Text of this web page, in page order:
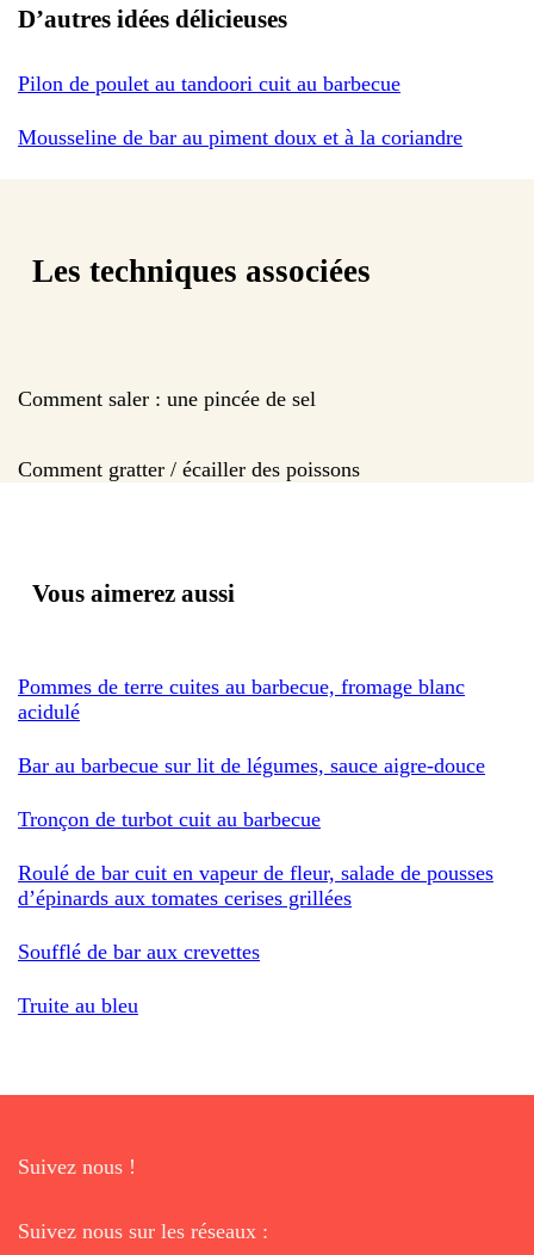
D’autres idées délicieuses
Pilon de poulet au tandoori cuit au barbecue
Mousseline de bar au piment doux et à la coriandre
Les techniques associées
Comment saler : une pincée de sel
Comment gratter / écailler des poissons
Vous aimerez aussi
Pommes de terre cuites au barbecue, fromage blanc
acidulé
Bar au barbecue sur lit de légumes, sauce aigre-douce
Tronçon de turbot cuit au barbecue
Roulé de bar cuit en vapeur de fleur, salade de pousses
d’épinards aux tomates cerises grillées
Soufflé de bar aux crevettes
Truite au bleu
Suivez nous !
Suivez nous sur les réseaux :